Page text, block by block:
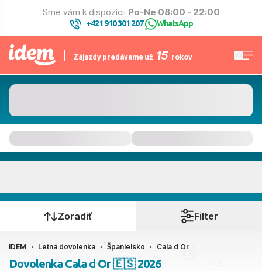
Sme vám k dispozícii Po-Ne 08:00 - 22:00
+421 910 301 207| WhatsApp
Zájazdy predávame už 15 rokov
Kedy cestujete?
Ako cestujete?
Zoradiť Filter
IDEM Letná dovolenka Španielsko Cala d Or
Dovolenka Cala d Or 🇪🇸 2026